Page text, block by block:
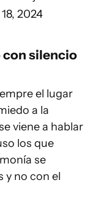
2024
con silencio
el lugar
a la
viene a hablar
los que
se
y no con el